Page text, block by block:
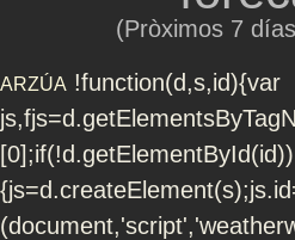
(Pròximos 7
ARZÚA !function(d,s,id){var
[0];if(!d.getElementById(id))